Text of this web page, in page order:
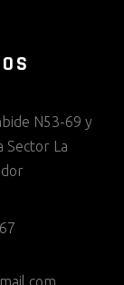
N53-69 y
Sector La